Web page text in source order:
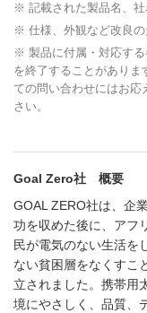
※ 記載された製品名、社
※ 仕様、外観など改良の
※ 製品に付属・対応す
を終了することがあり
ての問い合わせにはお応
さい。
Goal Zero社 概要
GOAL ZERO社は、企
功を収めた後に、アフ
民が電気のない生活を
ない貧困層をなくすこ
立されました。携帯用
境にやさしく、品質、